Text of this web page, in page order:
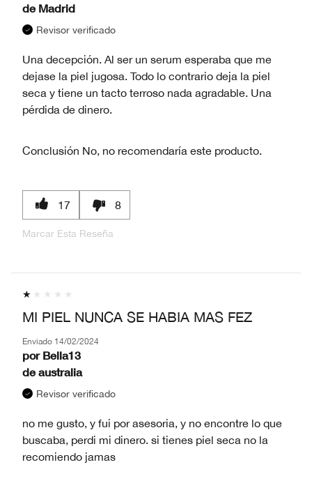
de Madrid
Revisor verificado
Una decepción. Al ser un serum esperaba que me
dejase la piel jugosa. Todo lo contrario deja la piel
seca y tiene un tacto terroso nada agradable. Una
pérdida de dinero.
Conclusión No, no recomendaría este producto.
17 8
Marcar Esta Reseña
MI PIEL NUNCA SE HABIA MAS FEZ
Enviado 14/02/2024
por Bella13
de australia
Revisor verificado
no me gusto, y fui por asesoria, y no encontre lo que
buscaba, perdi mi dinero. si tienes piel seca no la
recomiendo jamas